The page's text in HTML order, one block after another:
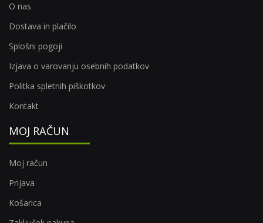
O nas
Dostava in plačilo
Splošni pogoji
Izjava o varovanju osebnih podatkov
Politka spletnih piškotkov
Kontakt
MOJ RAČUN
Moj račun
Prijava
Košarica